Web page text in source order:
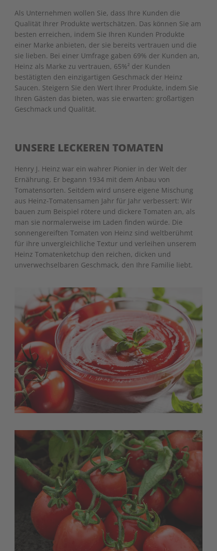
Als Unternehmen wollen Sie, dass Ihre Kunden die
Qualität Ihrer Produkte wertschätzen. Das können Sie am
besten erreichen, indem Sie Ihren Kunden Produkte
einer Marke anbieten, der sie bereits vertrauen und die
sie lieben. Bei einer Umfrage gaben 69% der Kunden an,
Heinz als Marke zu vertrauen, 65%² der Kunden
bestätigten den einzigartigen Geschmack der Heinz
Saucen. Steigern Sie den Wert Ihrer Produkte, indem Sie
Ihren Gästen das bieten, was sie erwarten: großartigen
Geschmack und Qualität.
UNSERE LECKEREN TOMATEN
Henry J. Heinz war ein wahrer Pionier in der Welt der
Ernährung. Er begann 1934 mit dem Anbau von
Tomatensorten. Seitdem wird unsere eigene Mischung
aus Heinz-Tomatensamen Jahr für Jahr verbessert: Wir
bauen zum Beispiel rötere und dickere Tomaten an, als
man sie normalerweise im Laden finden würde. Die
sonnengereiften Tomaten von Heinz sind weltberühmt
für ihre unvergleichliche Textur und verleihen unserem
Heinz Tomatenketchup den reichen, dicken und
unverwechselbaren Geschmack, den Ihre Familie liebt.